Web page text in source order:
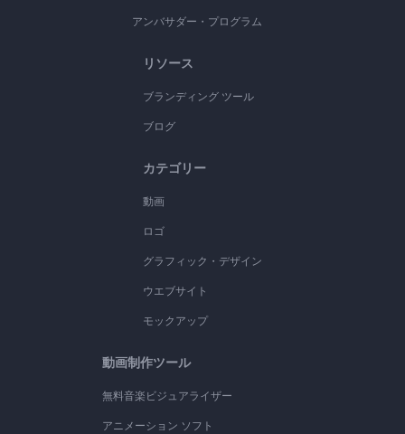
アンバサダー・プログラム
リソース
ブランディング ツール
ブログ
カテゴリー
動画
ロゴ
グラフィック・デザイン
ウエブサイト
モックアップ
動画制作ツール
無料音楽ビジュアライザー
アニメーション ソフト